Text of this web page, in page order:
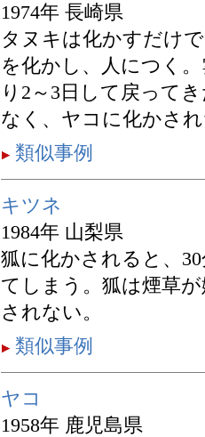
1974年 長崎県
タヌキは化かすだけ
を化かし、人につく
り2～3日して戻って
なく、ヤコに化かさ
類似事例
キツネ
1984年 山梨県
狐に化かされると、
てしまう。狐は煙草
されない。
類似事例
ヤコ
1958年 鹿児島県